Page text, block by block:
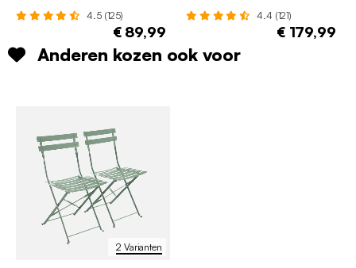
4.5 (125)
€ 89,99
4.4 (121)
€ 179,99
Anderen kozen ook voor
2 Varianten